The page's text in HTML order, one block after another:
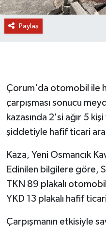
Paylaş
Çorum'da otomobil ile
çarpışması sonucu
kazasında 2'si ağır 5
şiddetiyle hafif ticari
Kaza, Yeni Osmancık
Edinilen bilgilere göre,
TKN 89 plakalı
YKD 13 plakalı hafif
Çarpışmanın etkisiyle